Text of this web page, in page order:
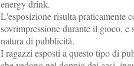
energy drink.
L'esposizione risulta praticamente
sovrimpressione durante il gioco,
natura di pubblicità.
I ragazzi esposti a questo tipo di